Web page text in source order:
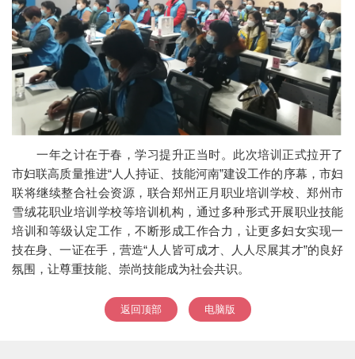
一年之计在于春，学习提升正当时。此次培训正式拉开了
市妇联高质量推进“人人持证、技能河南”建设工作的序幕，市妇
联将继续整合社会资源，联合郑州正月职业培训学校、郑州市
雪绒花职业培训学校等培训机构，通过多种形式开展职业技能
培训和等级认定工作，不断形成工作合力，让更多妇女实现一
技在身、一证在手，营造“人人皆可成才、人人尽展其才”的良好
氛围，让尊重技能、崇尚技能成为社会共识。
返回顶部 电脑版